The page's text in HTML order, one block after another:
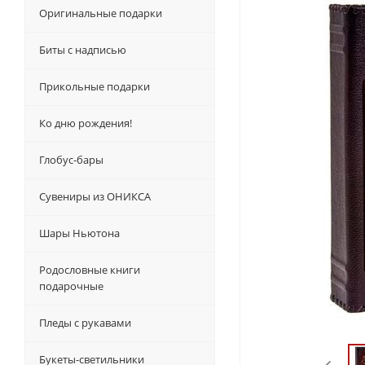
Оригинальные подарки
Биты с надписью
Прикольные подарки
Ко дню рождения!
Глобус-бары
Сувениры из ОНИКСА
Шары Ньютона
Родословные книги
подарочные
Пледы с рукавами
Букеты-светильники